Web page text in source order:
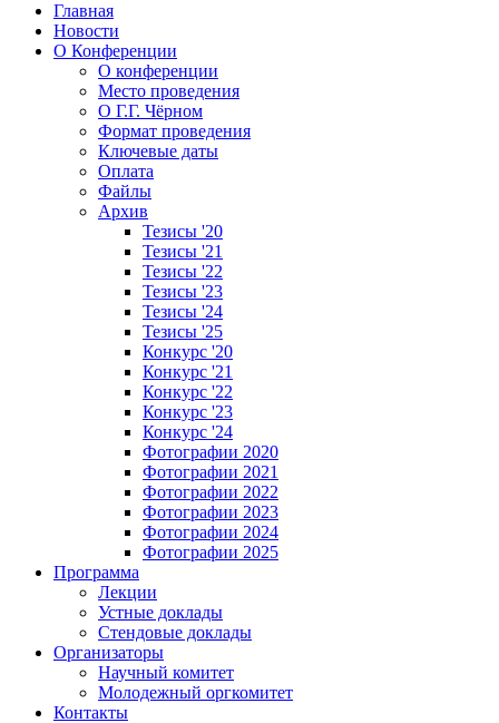
Главная
Новости
О Конференции
О конференции
Место проведения
О Г.Г. Чёрном
Формат проведения
Ключевые даты
Оплата
Файлы
Архив
Тезисы '20
Тезисы '21
Тезисы '22
Тезисы '23
Тезисы '24
Тезисы '25
Конкурс '20
Конкурс '21
Конкурс '22
Конкурс '23
Конкурс '24
Фотографии 2020
Фотографии 2021
Фотографии 2022
Фотографии 2023
Фотографии 2024
Фотографии 2025
Программа
Лекции
Устные доклады
Стендовые доклады
Организаторы
Научный комитет
Молодежный оргкомитет
Контакты